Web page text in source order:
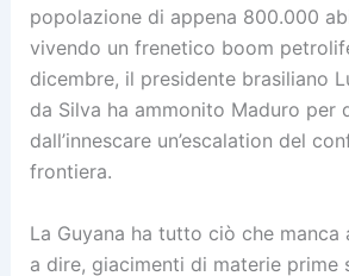
popolazione di appena 800.000
vivendo un frenetico boom
dicembre, il presidente brasiliano
da Silva ha ammonito Maduro per
dall’innescare un’escalation del
frontiera.
La Guyana ha tutto ciò che manca
a dire, giacimenti di materie prime